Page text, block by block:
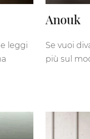
leggi
Anouk
Se vuoi
più sul